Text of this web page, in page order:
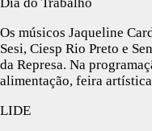
Os músicos Jaqueline
Sesi, Ciesp Rio Preto e
da Represa. Na
alimentação, feira
LIDE